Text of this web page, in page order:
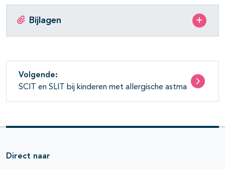
Bijlagen
Volgende:
SCIT en SLIT bij kinderen met allergische astma
Direct naar